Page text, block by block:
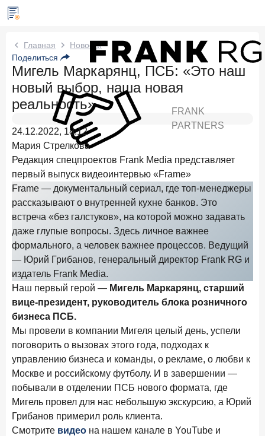
Новости Frank RG
Вчера ИССЛЕДОВАНИЕ
По итогам июля 2026 года объем выдач кредитов
составил 1 061,9 млрд руб.
Три дня назад ИССЛЕДОВАНИЕ
Клиентский путь компании МСБ при смене
руководителя в банке обслуживания
24 июля 2026 года
Ипотека в России: итоги июня 2026 года в цифрах
22 июля 2026 года
Выгодные тарифы на брокерское обслуживание —
существенный фактор выбора брокера
15 июля 2026 года
Клиенты чаще всего узнают о сберегательных
продуктах из рекламы в интернете и на ТВ
9 июля 2026 года
С ростом благосостояния клиентов-сберегателей
увеличивается и склонность к диверсификации
7 июля 2026 года
По итогам июня 2026 года объем выдач кредитов
составил 1 166,4 млрд руб.
3 июля 2026 года
«Скорость измеряется секундами». Новые стандарты
банковского контакт-центра
Главная
Новости
Поделиться
Мигель Маркарянц, ПСБ: «Это наш
новый выбор, наша новая
реальность»
FRANK
PARTNERS
24.12.2022, 18:12
Мария Стрелкова
Редакция спецпроектов Frank Мedia представляет
первый выпуск видеоинтервью «Frame»
Frame — документальный сериал, где топ-менеджеры
рассказывают о внутренней кухне банков. Это
встреча «без галстуков», на которой можно задавать
даже глупые вопросы. Здесь личное важнее
формального, а человек важнее процессов. Ведущий
— Юрий Грибанов, генеральный директор Frank RG и
издатель Frank Media.
Наш первый герой — Мигель Маркарянц, старший
вице-президент, руководитель блока розничного
бизнеса ПСБ.
Мы провели в компании Мигеля целый день, успели
поговорить о вызовах этого года, подходах к
управлению бизнеса и команды, о рекламе, о любви к
Москве и российскому футболу. И в завершении —
побывали в отделении ПСБ нового формата, где
Мигель провел для нас небольшую экскурсию, а Юрий
Грибанов примерил роль клиента.
Смотрите видео на нашем канале в YouTube и